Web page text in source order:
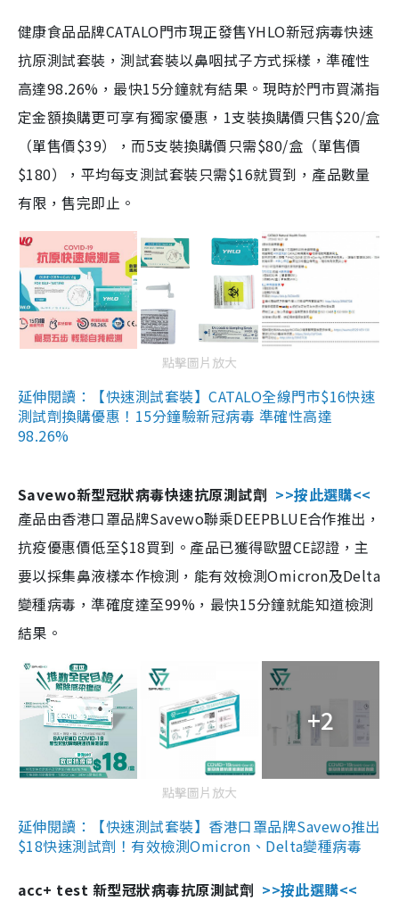
健康食品品牌CATALO門市現正發售YHLO新冠病毒快速
抗原測試套裝，測試套裝以鼻咽拭子方式採樣，準確性
高達98.26%，最快15分鐘就有結果。現時於門市買滿指
定金額換購更可享有獨家優惠，1支裝換購價只售$20/盒
（單售價$39），而5支裝換購價只需$80/盒（單售價
$180），平均每支測試套裝只需$16就買到，產品數量
有限，售完即止。
點擊圖片放大
延伸閱讀：【快速測試套裝】CATALO全線門市$16快速
測試劑換購優惠！15分鐘驗新冠病毒 準確性高達
98.26%
Savewo新型冠狀病毒快速抗原測試劑 >>按此選購<<
產品由香港口罩品牌Savewo聯乘DEEPBLUE合作推出，
抗疫優惠價低至$18買到。產品已獲得歐盟CE認證，主
要以採集鼻液樣本作檢測，能有效檢測Omicron及Delta
變種病毒，準確度達至99%，最快15分鐘就能知道檢測
結果。
+2
點擊圖片放大
延伸閱讀：【快速測試套裝】香港口罩品牌Savewo推出
$18快速測試劑！有效檢測Omicron、Delta變種病毒
acc+ test 新型冠狀病毒抗原測試劑 >>按此選購<<